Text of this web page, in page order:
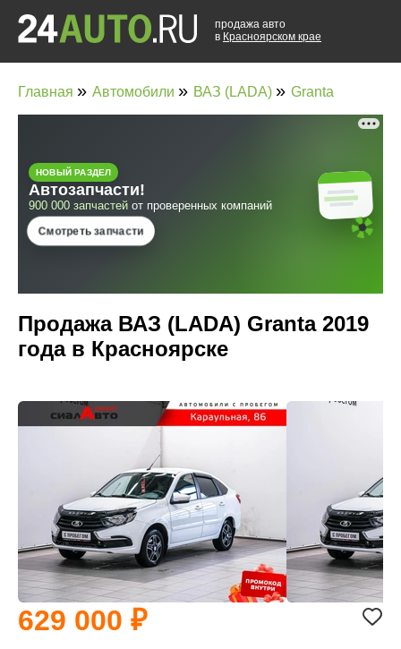
продажа авто
в Красноярском крае
Главная » Автомобили » ВАЗ (LADA) » Granta
Продажа ВАЗ (LADA) Granta 2019
года в Красноярске
629 000